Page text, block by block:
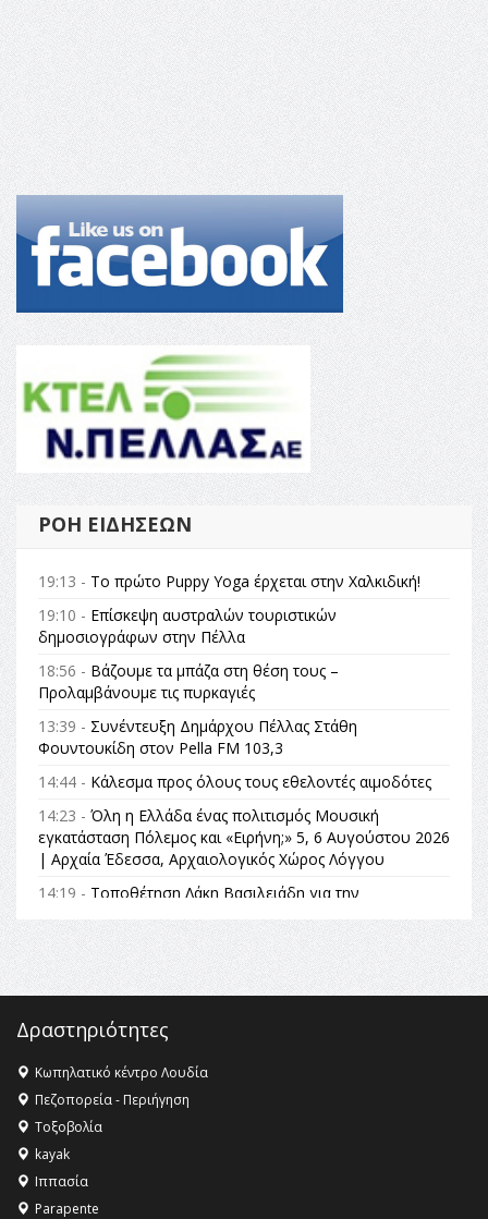
ΡΟΉ ΕΙΔΉΣΕΩΝ
19:13 - Το πρώτο Puppy Yoga έρχεται στην Χαλκιδική!
19:10 - Επίσκεψη αυστραλών τουριστικών
δημοσιογράφων στην Πέλλα
18:56 - Βάζουμε τα μπάζα στη θέση τους –
Προλαμβάνουμε τις πυρκαγιές
13:39 - Συνέντευξη Δημάρχου Πέλλας Στάθη
Φουντουκίδη στον Pella FM 103,3
14:44 - Κάλεσμα προς όλους τους εθελοντές αιμοδότες
14:23 - Όλη η Ελλάδα ένας πολιτισμός Μουσική
εγκατάσταση Πόλεμος και «Ειρήνη;» 5, 6 Αυγούστου 2026
| Αρχαία Έδεσσα, Αρχαιολογικός Χώρος Λόγγου
14:19 - Τοποθέτηση Λάκη Βασιλειάδη για την
Αναθεώρηση του Συντάγματος: «Σε τέτοιες κορυφαίες
θεσμικές διαδικασίες υπάρχει μόνο η ευθύνη απέναντι
στις επόμενες γενιές»
16:35 -Το πρόγραμμα του ΠΑΟΚ στον δεύτερο γύρο του
16:27 - Όλυμπος: Εντάχθηκε στον Κατάλογο Παγκόσμιας
Κληρονομιάς της UNESCO – Ομόφωνη η απόφαση Ο
Όλυμπος αναγνωρίστηκε ως φυσικό και πολιτιστικό
αγαθό εξέχουσας οικουμενικής αξίας για την
ανθρωπότητα
16:18 -
ΣΤΗΝ ΕΔΕΣΣΑ
Δραστηριότητες
Κωπηλατικό κέντρο Λουδία
Πεζοπορεία - Περιήγηση
Τοξοβολία
kayak
Ιππασία
Parapente